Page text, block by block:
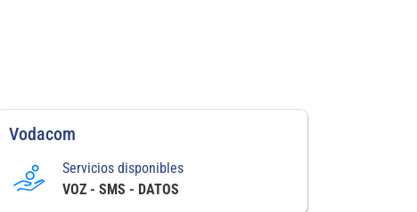
Vodacom
Servicios disponibles
VOZ - SMS - DATOS